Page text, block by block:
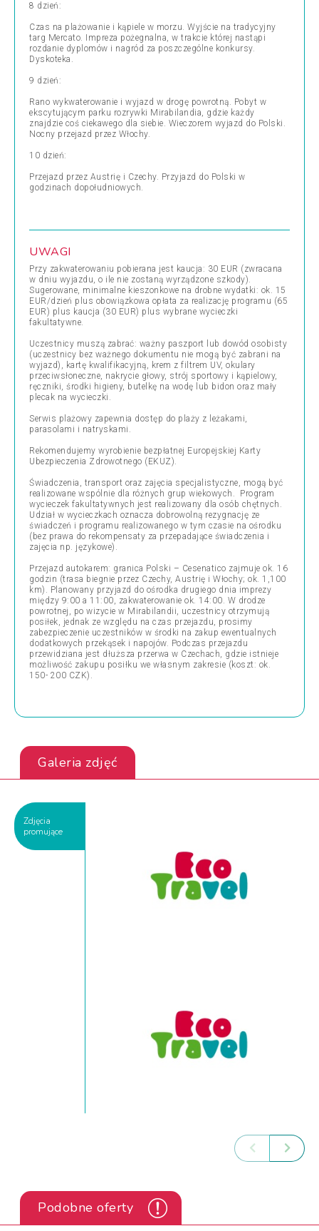
8 dzień:
Czas na plażowanie i kąpiele w morzu. Wyjście na tradycyjny
targ Mercato. Impreza pożegnalna, w trakcie której nastąpi
rozdanie dyplomów i nagród za poszczególne konkursy.
Dyskoteka.
9 dzień:
Rano wykwaterowanie i wyjazd w drogę powrotną. Pobyt w
ekscytującym parku rozrywki Mirabilandia, gdzie każdy
znajdzie coś ciekawego dla siebie. Wieczorem wyjazd do Polski.
Nocny przejazd przez Włochy.
10 dzień:
Przejazd przez Austrię i Czechy. Przyjazd do Polski w
godzinach dopołudniowych.
UWAGI
Przy zakwaterowaniu pobierana jest kaucja: 30 EUR (zwracana
w dniu wyjazdu, o ile nie zostaną wyrządzone szkody).
Sugerowane, minimalne kieszonkowe na drobne wydatki: ok. 15
EUR/dzień plus obowiązkowa opłata za realizację programu (65
EUR) plus kaucja (30 EUR) plus wybrane wycieczki
fakultatywne.
Uczestnicy muszą zabrać: ważny paszport lub dowód osobisty
(uczestnicy bez ważnego dokumentu nie mogą być zabrani na
wyjazd), kartę kwalifikacyjną, krem z filtrem UV, okulary
przeciwsłoneczne, nakrycie głowy, strój sportowy i kąpielowy,
ręczniki, środki higieny, butelkę na wodę lub bidon oraz mały
plecak na wycieczki.
Serwis plażowy zapewnia dostęp do plaży z leżakami,
parasolami i natryskami.
Rekomendujemy wyrobienie bezpłatnej Europejskiej Karty
Ubezpieczenia Zdrowotnego (EKUZ).
Świadczenia, transport oraz zajęcia specjalistyczne, mogą być
realizowane wspólnie dla różnych grup wiekowych. Program
wycieczek fakultatywnych jest realizowany dla osób chętnych.
Udział w wycieczkach oznacza dobrowolną rezygnację ze
świadczeń i programu realizowanego w tym czasie na ośrodku
(bez prawa do rekompensaty za przepadające świadczenia i
zajęcia np. językowe).
Przejazd autokarem: granica Polski – Cesenatico zajmuje ok. 16
godzin (trasa biegnie przez Czechy, Austrię i Włochy; ok. 1,100
km). Planowany przyjazd do ośrodka drugiego dnia imprezy
między 9:00 a 11:00, zakwaterowanie ok. 14:00. W drodze
powrotnej, po wizycie w Mirabilandii, uczestnicy otrzymują
posiłek, jednak ze względu na czas przejazdu, prosimy
zabezpieczenie uczestników w środki na zakup ewentualnych
dodatkowych przekąsek i napojów. Podczas przejazdu
przewidziana jest dłuższa przerwa w Czechach, gdzie istnieje
możliwość zakupu posiłku we własnym zakresie (koszt: ok.
150- 200 CZK).
Galeria zdjęć
Zdjęcia
promujące
Podobne oferty